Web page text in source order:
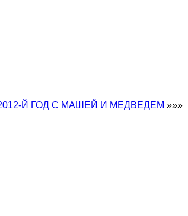
Й ГОД С МАШЕЙ И МЕДВЕДЕМ »»»